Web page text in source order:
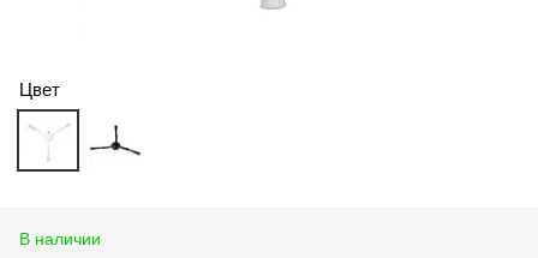
Цвет
В наличии